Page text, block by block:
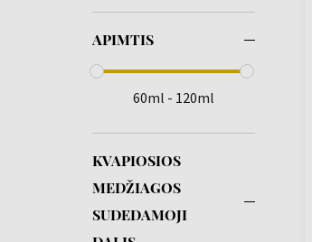
APIMTIS
60ml - 120ml
KVAPIOSIOS
MEDŽIAGOS
SUDEDAMOJI